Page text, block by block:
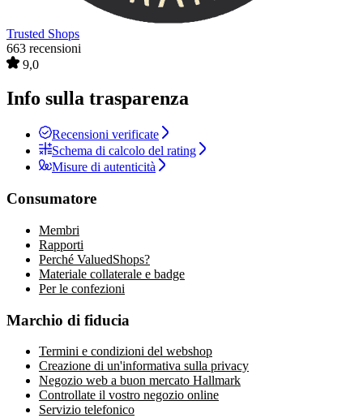
Trusted Shops
663 recensioni
9,0
Info sulla trasparenza
Recensioni verificate
Schema di calcolo del rating
Misure di autenticità
Consumatore
Membri
Rapporti
Perché ValuedShops?
Materiale collaterale e badge
Per le confezioni
Marchio di fiducia
Termini e condizioni del webshop
Creazione di un'informativa sulla privacy
Negozio web a buon mercato Hallmark
Controllate il vostro negozio online
Servizio telefonico